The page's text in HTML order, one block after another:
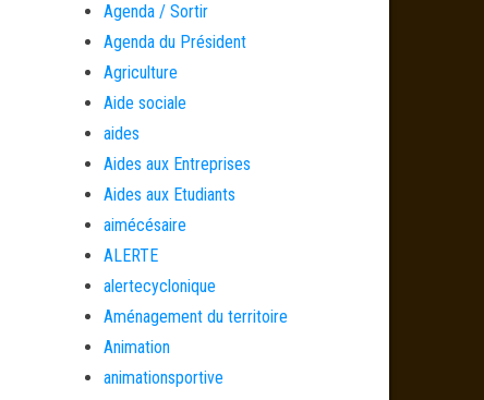
Agenda / Sortir
Agenda du Président
Agriculture
Aide sociale
aides
Aides aux Entreprises
Aides aux Etudiants
aimécésaire
ALERTE
alertecyclonique
Aménagement du territoire
Animation
animationsportive